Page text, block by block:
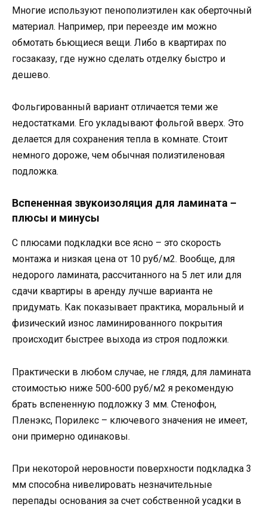
Многие используют пенополиэтилен как оберточный
материал. Например, при переезде им можно
обмотать бьющиеся вещи. Либо в квартирах по
госзаказу, где нужно сделать отделку быстро и
дешево.
Фольгированный вариант отличается теми же
недостатками. Его укладывают фольгой вверх. Это
делается для сохранения тепла в комнате. Стоит
немного дороже, чем обычная полиэтиленовая
подложка.
Вспененная звукоизоляция для ламината –
плюсы и минусы
С плюсами подкладки все ясно – это скорость
монтажа и низкая цена от 10 руб/м2. Вообще, для
недорого ламината, рассчитанного на 5 лет или для
сдачи квартиры в аренду лучше варианта не
придумать. Как показывает практика, моральный и
физический износ ламинированного покрытия
происходит быстрее выхода из строя подложки.
Практически в любом случае, не глядя, для ламината
стоимостью ниже 500-600 руб/м2 я рекомендую
брать вспененную подложку 3 мм. Стенофон,
Пленэкс, Порилекс – ключевого значения не имеет,
они примерно одинаковы.
При некоторой неровности поверхности подкладка 3
мм способна нивелировать незначительные
перепады основания за счет собственной усадки в